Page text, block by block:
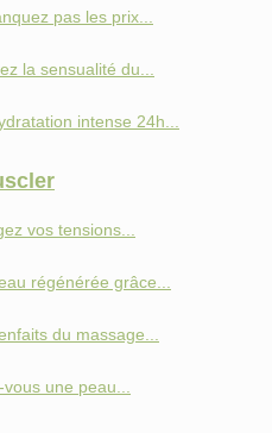
pas les prix...
la sensualité du...
intense 24h...
vos tensions...
régénérée grâce...
du massage...
une peau...